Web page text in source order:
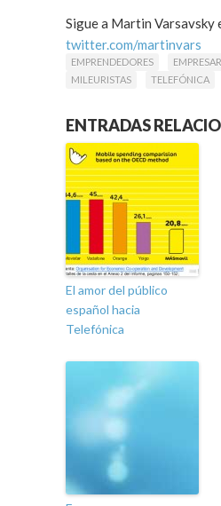
Sigue a Martin Varsavsky
twitter.com/martinvars
EMPRENDEDORES
MILEURISTAS
TELEFÓNICA
ENTRADAS
El amor del público
español hacia
Telefónica